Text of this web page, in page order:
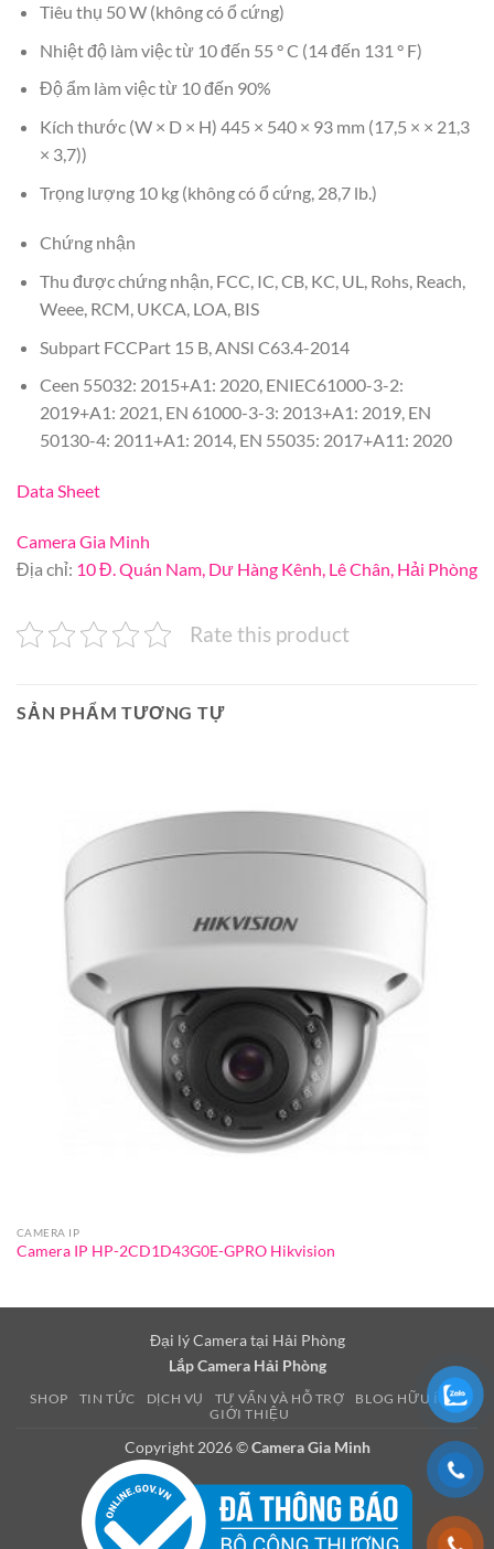
Tiêu thụ 50 W (không có ổ cứng)
Nhiệt độ làm việc từ 10 đến 55 ° C (14 đến 131 ° F)
Độ ẩm làm việc từ 10 đến 90%
Kích thước (W × D × H) 445 × 540 × 93 mm (17,5 × × 21,3
× 3,7))
Trọng lượng 10 kg (không có ổ cứng, 28,7 lb.)
Chứng nhận
Thu được chứng nhận, FCC, IC, CB, KC, UL, Rohs, Reach,
Weee, RCM, UKCA, LOA, BIS
Subpart FCCPart 15 B, ANSI C63.4-2014
Ceen 55032: 2015+A1: 2020, ENIEC61000-3-2:
2019+A1: 2021, EN 61000-3-3: 2013+A1: 2019, EN
50130-4: 2011+A1: 2014, EN 55035: 2017+A11: 2020
Data Sheet
Camera Gia Minh
Địa chỉ: 10 Đ. Quán Nam, Dư Hàng Kênh, Lê Chân, Hải Phòng
Rate this product
SẢN PHẨM TƯƠNG TỰ
CAMERA IP
Camera IP HP-2CD1D43G0E-GPRO Hikvision
Đại lý Camera tại Hải Phòng
Lắp Camera Hải Phòng
SHOP TIN TỨC DỊCH VỤ TƯ VẤN VÀ HỖ TRỢ
BLOG HỮU ÍCH
GIỚI THIỆU
Copyright 2026 ©Camera Gia Minh